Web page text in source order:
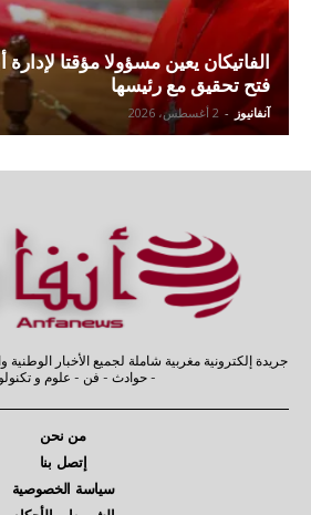
الفاتيكان يعين مسؤولا مؤقتا لإدارة
فتح تحقيق مع رئيسها
آنفانيوز - 2 أغسطس، 2026
جريدة إلكترونية مغربية شاملة لجميع الأخبار
- حوادث - فن - علوم و
من نحن
إتصل بنا
سياسة الخصوصية